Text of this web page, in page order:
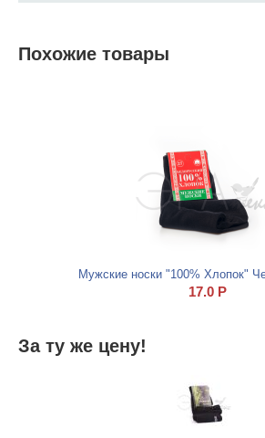
Похожие товары
Мужские носки "100% Хлопок"
17.0 Р
За ту же цену!